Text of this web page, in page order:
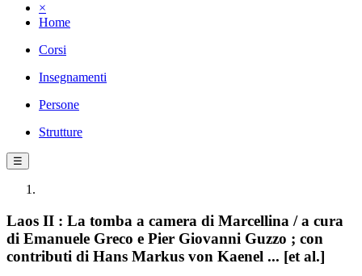
×
Home
Corsi
Insegnamenti
Persone
Strutture
☰
Laos II : La tomba a camera di Marcellina / a cura
di Emanuele Greco e Pier Giovanni Guzzo ; con
contributi di Hans Markus von Kaenel ... [et al.]